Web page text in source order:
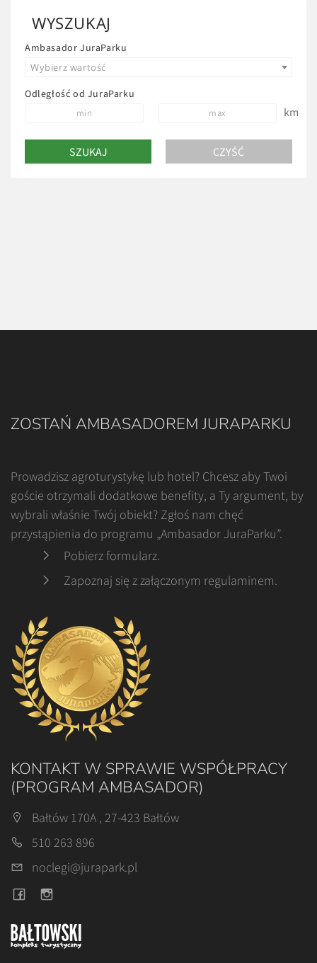
WYSZUKAJ
Ambasador JuraParku
Wybierz wartość
Odległość od JuraParku
km
ZOSTAŃ AMBASADOREM JURAPARKU
Prowadzisz agroturystykę lub hotel? Chcesz aby Twoi
goście otrzymali dodatkowe benefity, a Ty argument, by
wybrali właśnie Twój obiekt? Zgłoś nam chęć
przystąpienia do programu „Ambasador JuraParku”.
Pobierz formularz.
Zapoznaj się z załączonym regulaminem.
KONTAKT W SPRAWIE WSPÓŁPRACY
(PROGRAM AMBASADOR)
Bałtów 170A , 27-423 Bałtów
510 263 896
noclegi@jurapark.pl